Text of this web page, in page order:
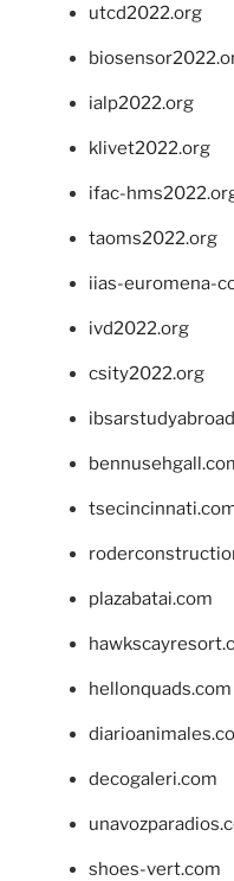
utcd2022.org
ialp2022.org
klivet2022.org
ifac-
taoms2022.org
iias-euromena-
ivd2022.org
csity2022.org
plazabatai.com
hellonquads.com
decogaleri.com
shoes-vert.com